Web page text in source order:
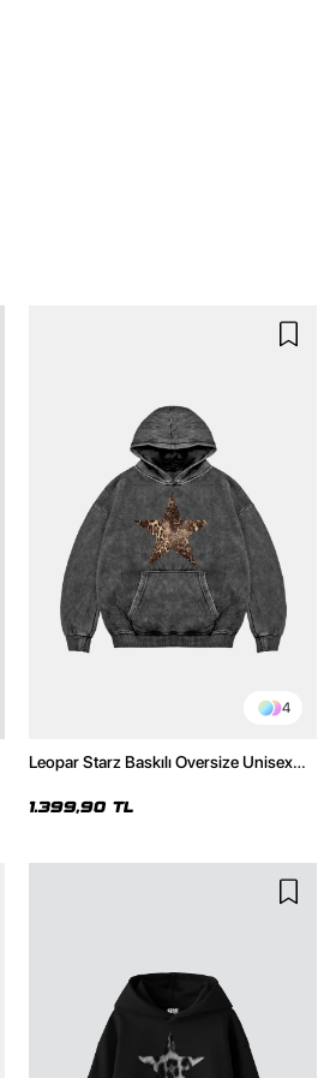
4
Leopar Starz Baskılı Oversize Unisex
1.399,90 TL